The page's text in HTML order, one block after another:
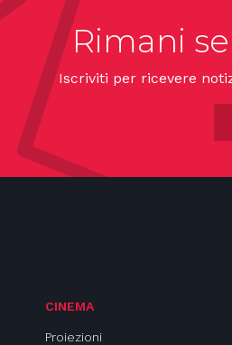
Rimani
Iscriviti per ricevere
CINEMA
Proiezioni